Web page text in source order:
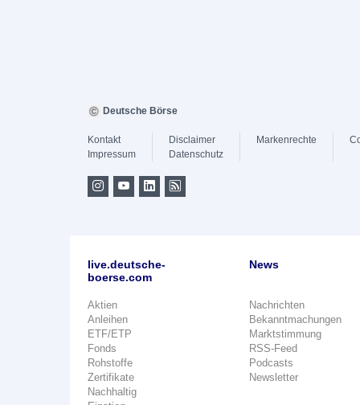
Deutsche Börse
Kontakt
Impressum
Disclaimer
Datenschutz
Markenrechte
live.deutsche-
boerse.com
Aktien
Anleihen
ETF/ETP
Fonds
Rohstoffe
Zertifikate
Nachhaltig
News
Nachrichten
Bekanntmachungen
Marktstimmung
RSS-Feed
Podcasts
Newsletter